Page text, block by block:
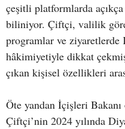
çeşitli platformlarda
biliniyor. Çiftçi, valilik
programlar ve ziyaretlerde
hâkimiyetiyle dikkat
çıkan kişisel özellikleri
Öte yandan İçişleri
Çiftçi’nin 2024 yılında